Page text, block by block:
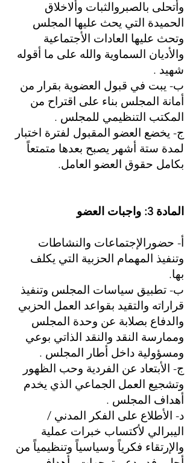
وأتحلى بالصبروالثبات وألاخلاق
الحميدة التي يحث عليها المجلس
وتحث عليها العادات الأجتماعية
والأديان السماوية والله على ما أقوله
شهيد .
ب- يبت في قبول العضوية بقرار من
أمانة المجلس بناء على اقتراح من
المكتب التنظيمي للمجلس .
ج- يخضع العضو المقبول لفترة اختبار
لمدة ستة أشهر يصبح بعدها متمتعاً
بكامل حقوق العضو العامل.
المادة 3: واجبات العضو
أ- حضورالإجتماعات والنشاطات
وتنفيذ المهمام الحزبية التي يكلف
بها.
ب- تطبيق سياسات المجلس وتنفيذ
قراراته والتقيد بقواعد العمل الحزبي
والدفاع بصلابة عن وحدة المجلس
وممارسة النقد والنقد الذاتي بوعي
ومسؤولية داخل أطار المجلس .
ج- الأبتعاد عن الفردية وحب الظهور
وتشجيع العمل الجماعي الذي يخدم
أهداف المجلس .
د- الأطلاع على الفكر المدني /
اليبرالي لأكتساب خبرات عملية
والإرتقاء فكرياً وسياسياً وتنظيمياً من